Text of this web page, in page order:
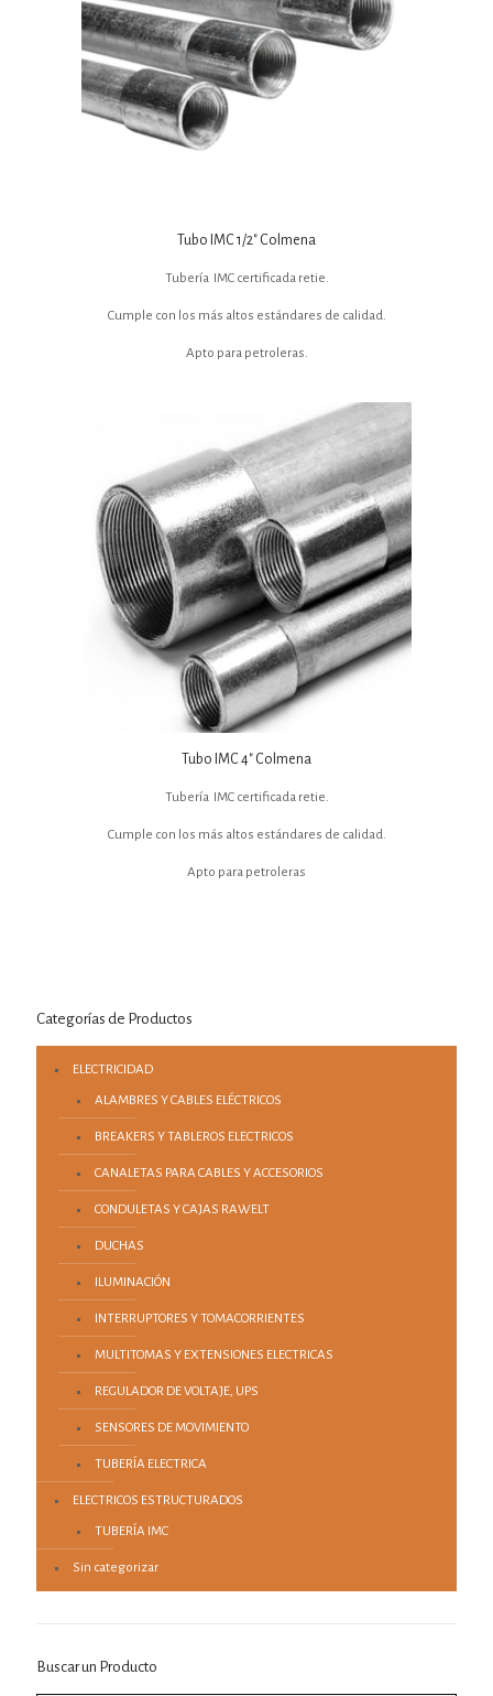
Tubo IMC 1/2″ Colmena
Tubería IMC certificada retie.
Cumple con los más altos estándares de calidad.
Apto para petroleras.
Tubo IMC 4″ Colmena
Tubería IMC certificada retie.
Cumple con los más altos estándares de calidad.
Apto para petroleras
Categorías de Productos
ELECTRICIDAD
ALAMBRES Y CABLES ELÉCTRICOS
BREAKERS Y TABLEROS ELECTRICOS
CANALETAS PARA CABLES Y ACCESORIOS
CONDULETAS Y CAJAS RAWELT
DUCHAS
ILUMINACIÓN
INTERRUPTORES Y TOMACORRIENTES
MULTITOMAS Y EXTENSIONES ELECTRICAS
REGULADOR DE VOLTAJE, UPS
SENSORES DE MOVIMIENTO
TUBERÍA ELECTRICA
ELECTRICOS ESTRUCTURADOS
TUBERÍA IMC
Sin categorizar
Buscar un Producto